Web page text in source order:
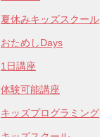
夏休みキッズスクール
おためしDays
1日講座
体験可能講座
キッズプログラミング